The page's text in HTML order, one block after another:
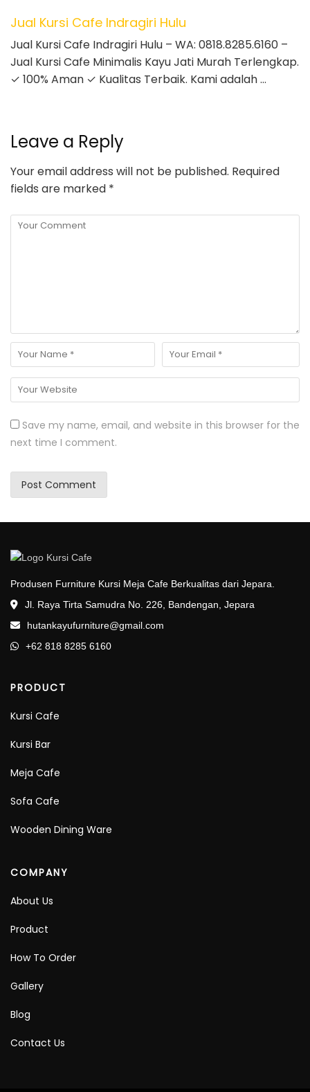
Jual Kursi Cafe Indragiri Hulu
Jual Kursi Cafe Indragiri Hulu – WA: 0818.8285.6160 –
Jual Kursi Cafe Minimalis Kayu Jati Murah Terlengkap.
✓ 100% Aman ✓ Kualitas Terbaik. Kami adalah …
Leave a Reply
Your email address will not be published. Required
fields are marked *
Save my name, email, and website in this browser for the
next time I comment.
Produsen Furniture Kursi Meja Cafe Berkualitas dari Jepara.
Jl. Raya Tirta Samudra No. 226, Bandengan, Jepara
hutankayufurniture@gmail.com
+62 818 8285 6160
PRODUCT
Kursi Cafe
Kursi Bar
Meja Cafe
Sofa Cafe
Wooden Dining Ware
COMPANY
About Us
Product
How To Order
Gallery
Blog
Contact Us